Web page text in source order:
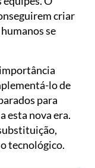
criar
se
lo de
para
esta nova era.
tecnológico.